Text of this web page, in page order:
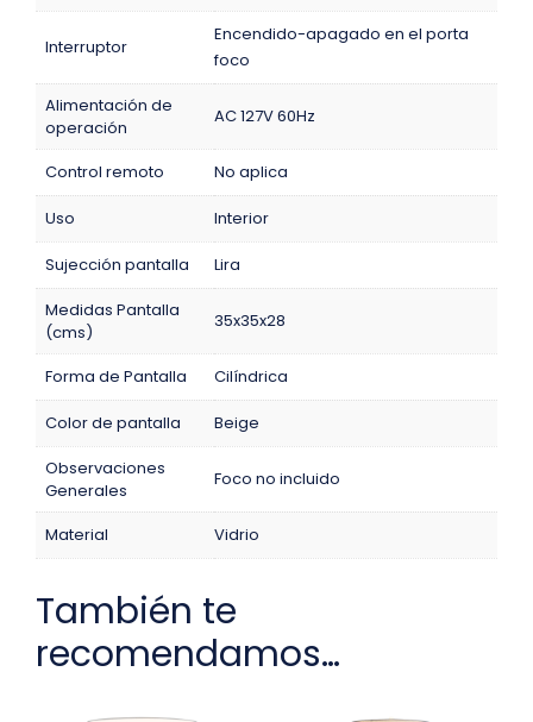
Interruptor
Encendido-apagado en el porta
foco
Alimentación de
operación
AC 127V 60Hz
Control remoto No aplica
Uso Interior
Sujección pantalla
Lira
Medidas Pantalla
(cms)
35x35x28
Forma de Pantalla Cilíndrica
Color de pantalla
Beige
Observaciones
Generales
Foco no incluido
Material Vidrio
También te
recomendamos…